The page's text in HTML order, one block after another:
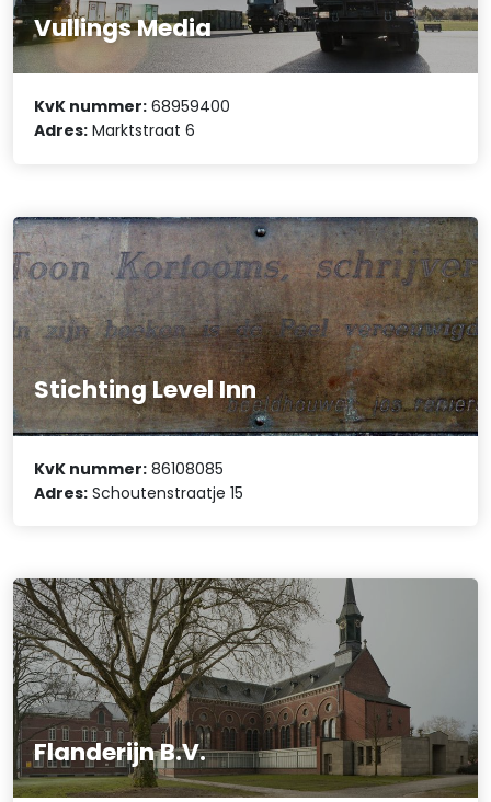
Vullings Media
KvK nummer: 68959400
Adres: Marktstraat 6
Stichting Level Inn
KvK nummer: 86108085
Adres: Schoutenstraatje 15
Flanderijn B.V.